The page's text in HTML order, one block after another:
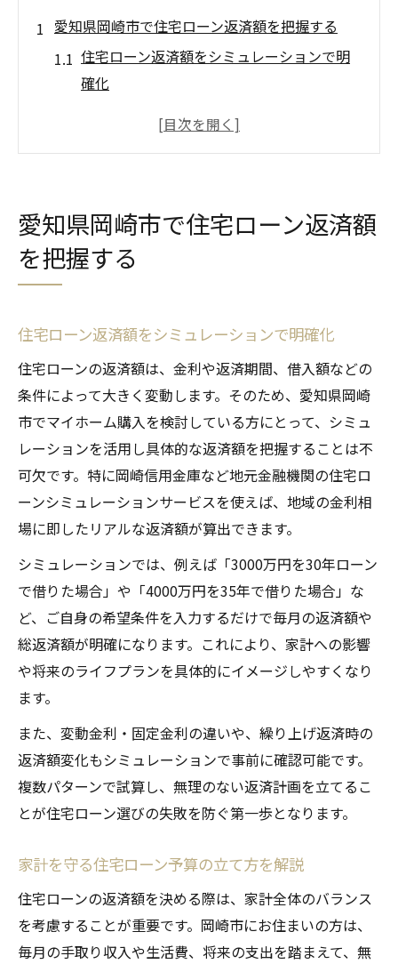
愛知県岡崎市で住宅ローン返済額を把握する
住宅ローン返済額をシミュレーションで明
確化
家計を守る住宅ローン予算の立て方を解説
法
住宅ローン返済額が家計に与える影響と対
適正な住宅ローン返済額を見極める基準と
は
家計バランスに合う住宅ローン返済額の考
え方
年収や支出から住宅ローン返済額を判断す
る
無理のない住宅ローン返済額決定のポイン
ト
住宅ローン返済額と返済負担率の適正な関
係性
返済額シミュレーションで家計を守る秘訣
住宅ローン返済額シミュレーション活用法
に
ライフプランに合わせた返済額シミュレー
ションの方法
通すコツ
金利推移と返済負担のポイントを徹底解説
住宅ローン返済額に影響する金利推移の見
方
愛知県岡崎市で住宅ローン返済額
を把握する
住宅ローン返済額をシミュレーションで明確化
住宅ローンの返済額は、金利や返済期間、借入額などの
条件によって大きく変動します。そのため、愛知県岡崎
市でマイホーム購入を検討している方にとって、シミュ
レーションを活用し具体的な返済額を把握することは不
可欠です。特に岡崎信用金庫など地元金融機関の住宅ロ
ーンシミュレーションサービスを使えば、地域の金利相
場に即したリアルな返済額が算出できます。
シミュレーションでは、例えば「3000万円を30年ローン
で借りた場合」や「4000万円を35年で借りた場合」な
ど、ご自身の希望条件を入力するだけで毎月の返済額や
総返済額が明確になります。これにより、家計への影響
や将来のライフプランを具体的にイメージしやすくなり
ます。
また、変動金利・固定金利の違いや、繰り上げ返済時の
返済額変化もシミュレーションで事前に確認可能です。
複数パターンで試算し、無理のない返済計画を立てるこ
とが住宅ローン選びの失敗を防ぐ第一歩となります。
家計を守る住宅ローン予算の立て方を解説
住宅ローンの返済額を決める際は、家計全体のバランス
を考慮することが重要です。岡崎市にお住まいの方は、
毎月の手取り収入や生活費、将来の支出を踏まえて、無